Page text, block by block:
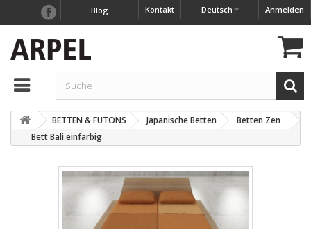
Anmelden
Deutsch
Kontakt
Blog
BETTEN & FUTONS Japanische Betten
Betten Zen
Bett Bali einfarbig